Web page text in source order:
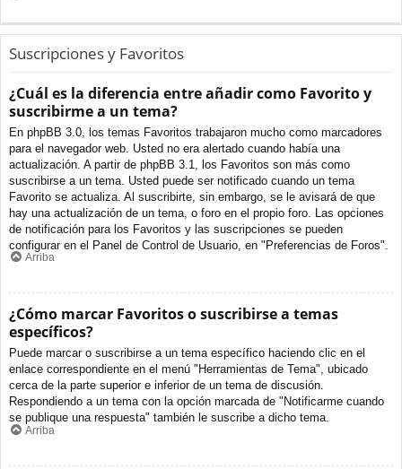
Suscripciones y Favoritos
¿Cuál es la diferencia entre añadir como Favorito y
suscribirme a un tema?
En phpBB 3.0, los temas Favoritos trabajaron mucho como marcadores
para el navegador web. Usted no era alertado cuando había una
actualización. A partir de phpBB 3.1, los Favoritos son más como
suscribirse a un tema. Usted puede ser notificado cuando un tema
Favorito se actualiza. Al suscribirte, sin embargo, se le avisará de que
hay una actualización de un tema, o foro en el propio foro. Las opciones
de notificación para los Favoritos y las suscripciones se pueden
configurar en el Panel de Control de Usuario, en "Preferencias de Foros".
Arriba
¿Cómo marcar Favoritos o suscribirse a temas
específicos?
Puede marcar o suscribirse a un tema específico haciendo clic en el
enlace correspondiente en el menú "Herramientas de Tema", ubicado
cerca de la parte superior e inferior de un tema de discusión.
Respondiendo a un tema con la opción marcada de "Notificarme cuando
se publique una respuesta" también le suscribe a dicho tema.
Arriba